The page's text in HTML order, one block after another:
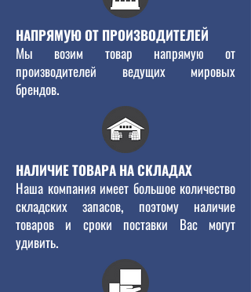
НАПРЯМУЮ ОТ ПРОИЗВОДИТЕЛЕЙ
Мы возим товар напрямую от
производителей ведущих мировых
брендов.
НАЛИЧИЕ ТОВАРА НА СКЛАДАХ
Наша компания имеет большое количество
складских запасов, поэтому наличие
товаров и сроки поставки Вас могут
удивить.